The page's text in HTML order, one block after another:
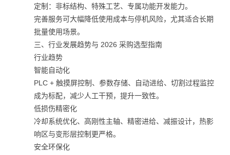
定制：非标结构、特殊工艺、专属功能开发能力。
完善服务可大幅降低使用成本与停机风险，尤其适合长期
批量使用场景。
三、行业发展趋势与 2026 采购选型指南
行业趋势
智能自动化
PLC + 触摸屏控制、参数存储、自动进给、切割过程监控
成为标配，减少人工干预，提升一致性。
低损伤精密化
冷却系统优化、高刚性主轴、精密进给、减振设计，热影
响区与变形层控制更严格。
安全环保化